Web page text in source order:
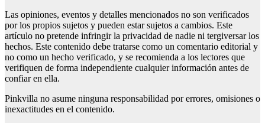
Las opiniones, eventos y detalles mencionados no son verificados
por los propios sujetos y pueden estar sujetos a cambios. Este
artículo no pretende infringir la privacidad de nadie ni tergiversar los
hechos. Este contenido debe tratarse como un comentario editorial y
no como un hecho verificado, y se recomienda a los lectores que
verifiquen de forma independiente cualquier información antes de
confiar en ella.
Pinkvilla no asume ninguna responsabilidad por errores, omisiones o
inexactitudes en el contenido.